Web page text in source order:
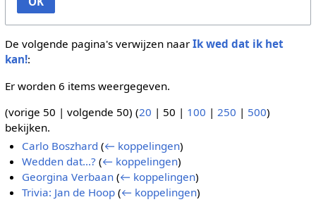
De volgende pagina's verwijzen naar Ik wed dat ik het
kan!:
Er worden 6 items weergegeven.
(vorige 50 | volgende 50) (20 | 50 | 100 | 250 | 500)
bekijken.
Carlo Boszhard (← koppelingen)
Wedden dat...? (← koppelingen)
Georgina Verbaan (← koppelingen)
Trivia: Jan de Hoop (← koppelingen)